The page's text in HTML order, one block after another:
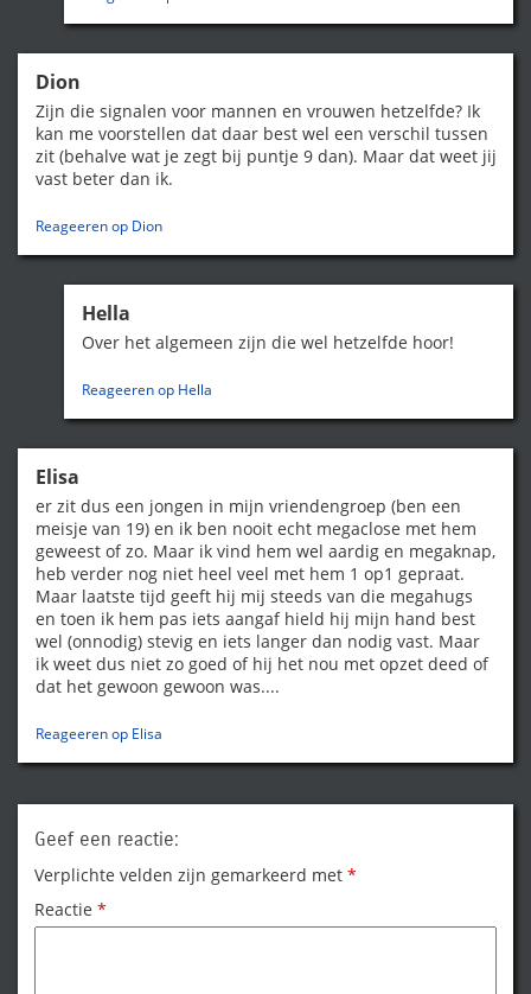
Dion
Zijn die signalen voor mannen en vrouwen hetzelfde? Ik
kan me voorstellen dat daar best wel een verschil tussen
zit (behalve wat je zegt bij puntje 9 dan). Maar dat weet jij
vast beter dan ik.
Reageeren op Dion
Hella
Over het algemeen zijn die wel hetzelfde hoor!
Reageeren op Hella
Elisa
er zit dus een jongen in mijn vriendengroep (ben een
meisje van 19) en ik ben nooit echt megaclose met hem
geweest of zo. Maar ik vind hem wel aardig en megaknap,
heb verder nog niet heel veel met hem 1 op1 gepraat.
Maar laatste tijd geeft hij mij steeds van die megahugs
en toen ik hem pas iets aangaf hield hij mijn hand best
wel (onnodig) stevig en iets langer dan nodig vast. Maar
ik weet dus niet zo goed of hij het nou met opzet deed of
dat het gewoon gewoon was....
Reageeren op Elisa
Geef een reactie:
Verplichte velden zijn gemarkeerd met *
Reactie *